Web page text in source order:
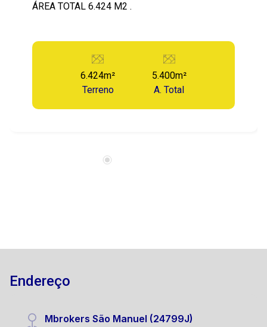
ÁREA TOTAL 6.424 M2 .
6.424m²
Terreno
5.400m²
A. Total
Endereço
Mbrokers São Manuel (24799J)